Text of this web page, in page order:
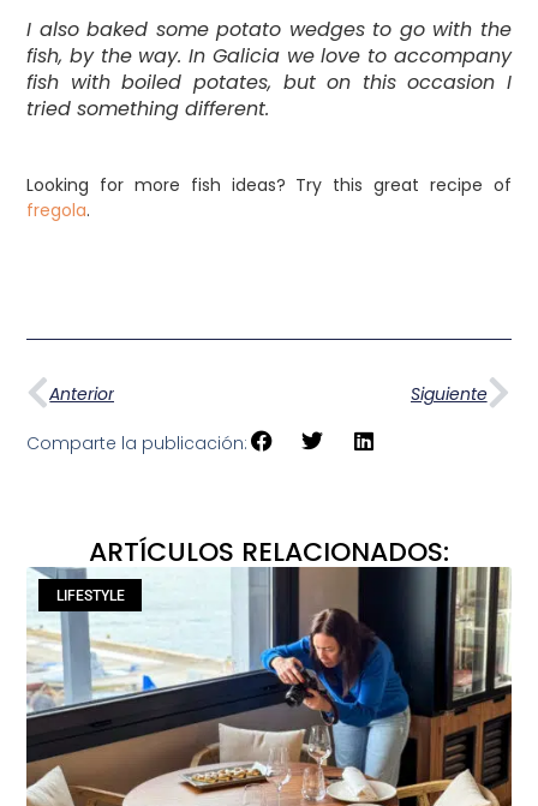
I also baked some potato wedges to go with the
fish, by the way. In Galicia we love to accompany
fish with boiled potates, but on this occasion I
tried something different.
Looking for more fish ideas? Try this great recipe of
fregola.
Anterior Siguiente
Comparte la publicación:
ARTÍCULOS RELACIONADOS:
LIFESTYLE